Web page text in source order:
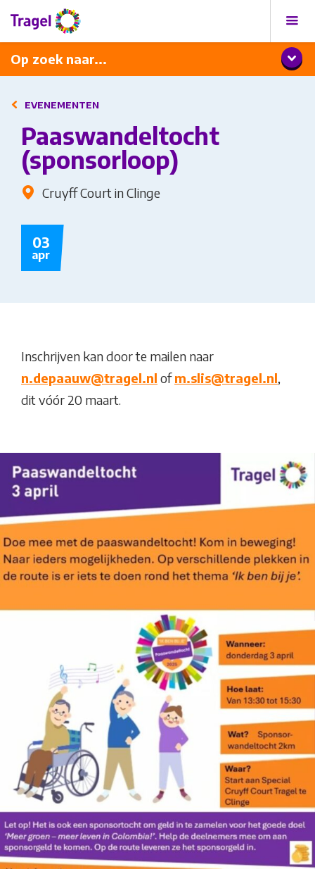
Op zoek naar...
Programma
Diner met wijnarrangement
EVENEMENTEN
Paaswandeltocht
(sponsorloop)
Cruyff Court in Clinge
03
apr
Inschrijven kan door te mailen naar
n.depaauw@tragel.nl ofm.slis@tragel.nl,
dit vóór 20 maart.